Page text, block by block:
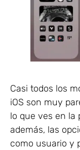
Casi todos los
iOS son muy
lo que ves en la
además, las
como usuario y